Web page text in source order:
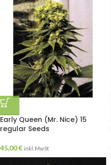
Early Queen (Mr. Nice) 15
regular Seeds
45,00€ inkl. MwSt